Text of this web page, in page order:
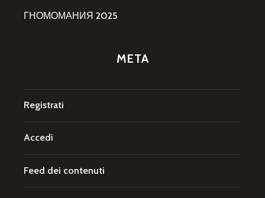
ГНОМОМАНИЯ 2025
META
Registrati
Accedi
Feed dei contenuti